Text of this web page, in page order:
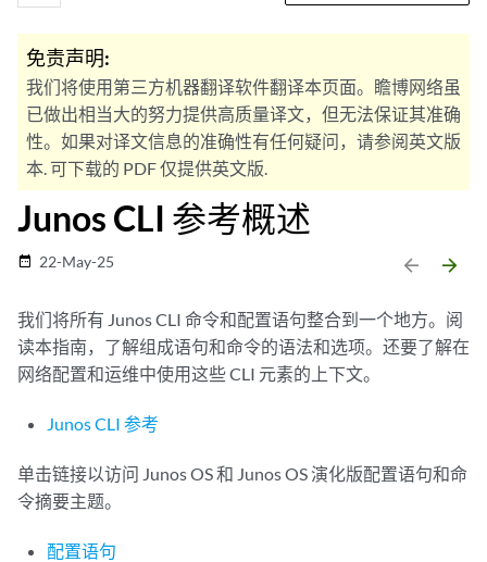
免责声明:
我们将使用第三方机器翻译软件翻译本页面。瞻博网络虽
已做出相当大的努力提供高质量译文，但无法保证其准确
性。如果对译文信息的准确性有任何疑问，请参阅英文版
本. 可下载的 PDF 仅提供英文版.
Junos CLI 参考概述
date_range 22-May-25 arrow_backward arrow_forward
我们将所有 Junos CLI 命令和配置语句整合到一个地方。阅
读本指南，了解组成语句和命令的语法和选项。还要了解在
网络配置和运维中使用这些 CLI 元素的上下文。
Junos CLI 参考
单击链接以访问 Junos OS 和 Junos OS 演化版配置语句和命
令摘要主题。
配置语句